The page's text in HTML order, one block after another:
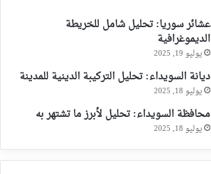
عشائر سوريا: تحليل شامل للخريطة
الديموغرافية
يوليو 19, 2025
ديانة السويداء: تحليل التركيبة الدينية للمدينة
يوليو 18, 2025
محافظة السويداء: تحليل لأبرز ما تشتهر به
يوليو 18, 2025